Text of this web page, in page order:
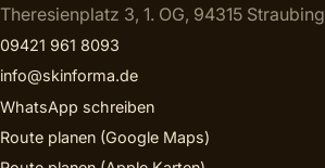
Theresienplatz 3, 1. OG, 94315 Straubing
09421 961 8093
info@skinforma.de
WhatsApp schreiben
Route planen (Google Maps)